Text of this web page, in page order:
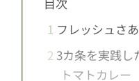
1 フレッシュさ
2 3カ条を実践し
トマトカレー